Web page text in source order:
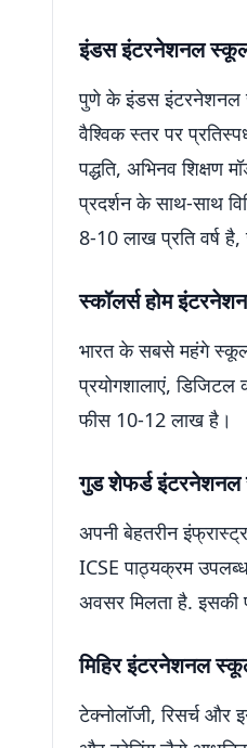
इंडस इंटरनेशनल
पुणे के इंडस इंटरनेशनल
वैश्विक स्तर पर
पद्धति, अभिनव शिक्षण
प्रदर्शन के साथ-साथ
8-10 लाख प्रति वर्ष
स्कॉलर्स होम
भारत के सबसे महंगे
प्रयोगशालाएं,
फीस 10-12 लाख है।
गुड शेफर्ड
अपनी बेहतरीन
ICSE पाठ्यक्रम
अवसर मिलता है. इसकी
मिहिर इंटरनेशनल
टेक्नोलॉजी, रिसर्च और